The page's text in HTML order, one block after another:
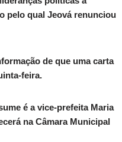
pelo qual Jeová renunciou
de que uma carta
feira.
é a vice-prefeita Maria
na Câmara Municipal